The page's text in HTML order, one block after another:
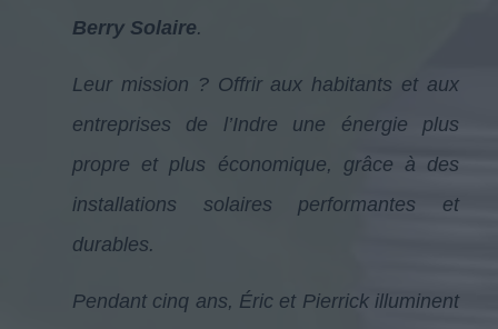
Berry Solaire.
Leur mission ? Offrir aux habitants et aux
entreprises de l’Indre une énergie plus
propre et plus économique, grâce à des
installations solaires performantes et
durables.
Pendant cinq ans, Éric et Pierrick illuminent